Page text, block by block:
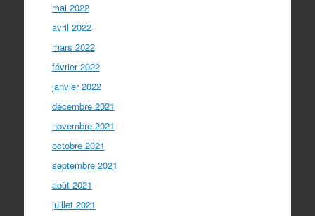
mai 2022
avril 2022
mars 2022
février 2022
janvier 2022
décembre 2021
novembre 2021
octobre 2021
septembre 2021
août 2021
juillet 2021